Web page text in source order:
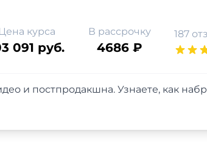
Цена курса
091 руб.
В рассрочку
4686 ₽
187
и постпродакшна. Узнаете, как